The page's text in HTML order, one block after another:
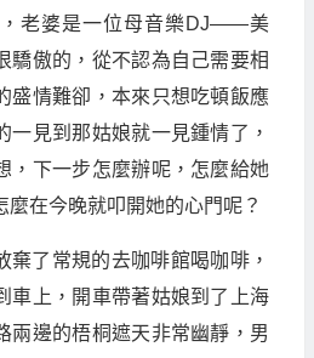
老婆是一位母音樂DJ——美
驕傲的，從不認為自己需要相
盛情難卻，本來只想吃頓飯應
一見到那姑娘就一見鍾情了，
，下一步怎麼辦呢，怎麼給她
麼在今晚就叩開她的心門呢？
棄了常規的去咖啡館喝咖啡，
車上，開車帶著姑娘到了上海
兩邊的梧桐遮天非常幽靜，男